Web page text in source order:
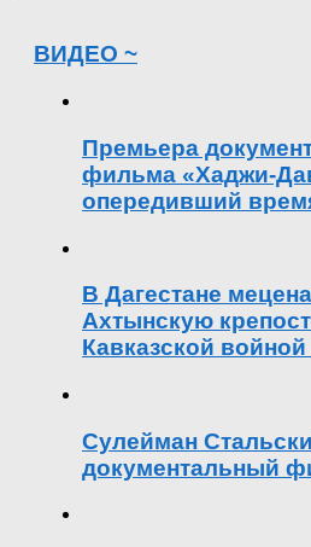
ВИДЕО ~
Премьера
фильма «Хаджи-
опередивший
В Дагестане
Ахтынскую
Кавказской
Сулейман
документальный